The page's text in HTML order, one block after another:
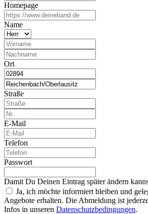
Homepage
Name
Ort
Straße
E-Mail
Telefon
Passwort
Damit Du Deinen Eintrag später ändern
Ja, ich möchte informiert bleiben und
Angebote erhalten. Die Abmeldung ist
Infos in unseren Datenschutzbedingungen.